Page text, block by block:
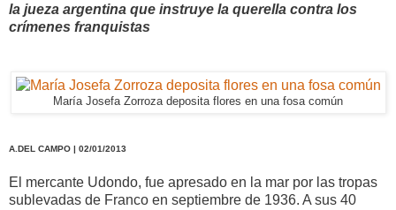
la jueza argentina que instruye la querella contra los
crímenes franquistas
María Josefa Zorroza deposita flores en una fosa común
A.DEL CAMPO | 02/01/2013
El mercante Udondo, fue apresado en la mar por las tropas
sublevadas de Franco en septiembre de 1936. A sus 40